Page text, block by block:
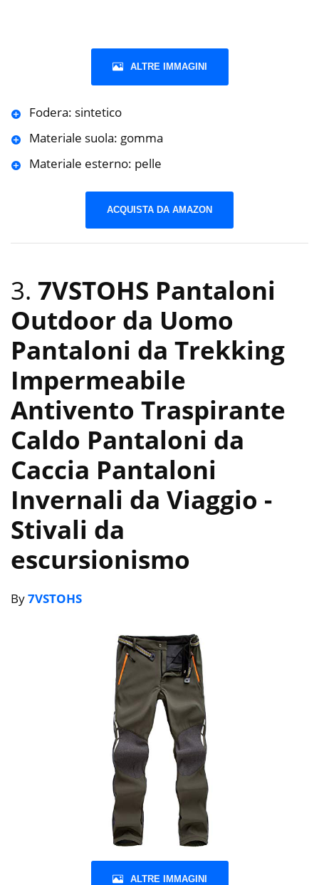
ALTRE IMMAGINI
Fodera: sintetico
Materiale suola: gomma
Materiale esterno: pelle
ACQUISTA DA AMAZON
3. 7VSTOHS Pantaloni
Outdoor da Uomo
Pantaloni da Trekking
Impermeabile
Antivento Traspirante
Caldo Pantaloni da
Caccia Pantaloni
Invernali da Viaggio -
Stivali da
escursionismo
By7VSTOHS
ALTRE IMMAGINI